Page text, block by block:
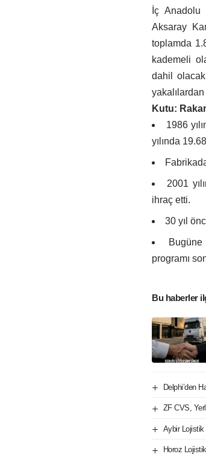
İç Anadolu
Aksaray
toplamda
kademeli
dahil olacak
yakalılardan
Kutu:
1986
yılında
2001
ihraç etti.
30 yıl
programı
Bu haberler
Delphi’den
ZF CVS,
Aybir Lojistik
Horoz